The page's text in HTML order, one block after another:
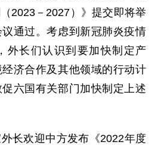
2023－2027）》提交即将举
通过。考虑到新冠肺炎疫情
外长们认识到要加快制定产
济合作及其他领域的行动计
六国有关部门加快制定上述
欢迎中方发布《2022年度